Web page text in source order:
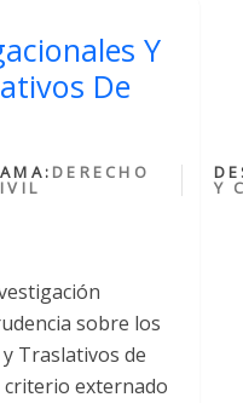
Y
De
DERECHO
Y
sobre los
Traslativos de
externado